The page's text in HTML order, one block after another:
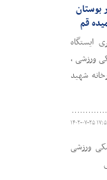
بوستان
قم
ایستگاه
ورزشی ،
شهید
۰۷-۲۵ ۱۷:۵۷
ورزشی